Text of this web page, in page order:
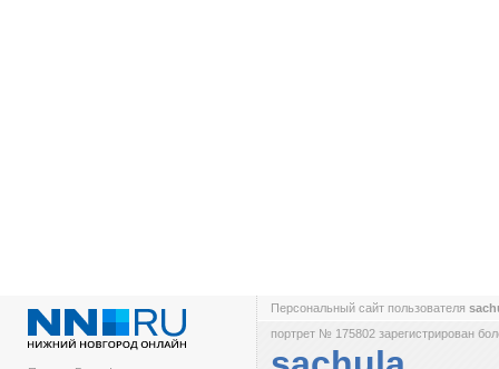
Персональный сайт пользователя
портрет № 175802 зарегистрирован